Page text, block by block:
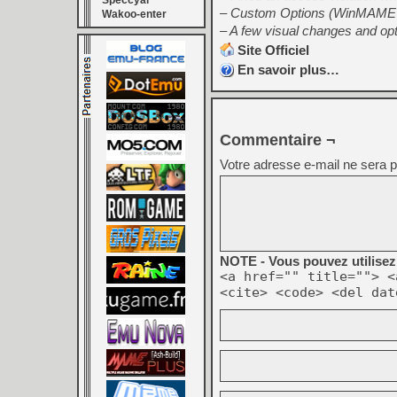
Wakoo-enter
– Custom Options
– A few visual changes and
Site Officiel
En savoir plus…
Commentaire ¬
Votre adresse e-mail ne sera
NOTE - Vous pouvez
<a href="" title="">
<cite> <code> <del